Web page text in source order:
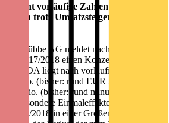
vorläufige Zahlen 2017/2018:
trotz Umsatzsteigerung im
Lübbe AG meldet nach vorläufigen
2017/2018 einen Konzernumsatz von
liegt nach vorläufigen
Mio. (bisher: rund EUR 5 Mio.) und
18 Mio. (bisher: rund minus EUR 11
Einmaleffekte, belasten das
2017/2018 in einer Größenordnung von